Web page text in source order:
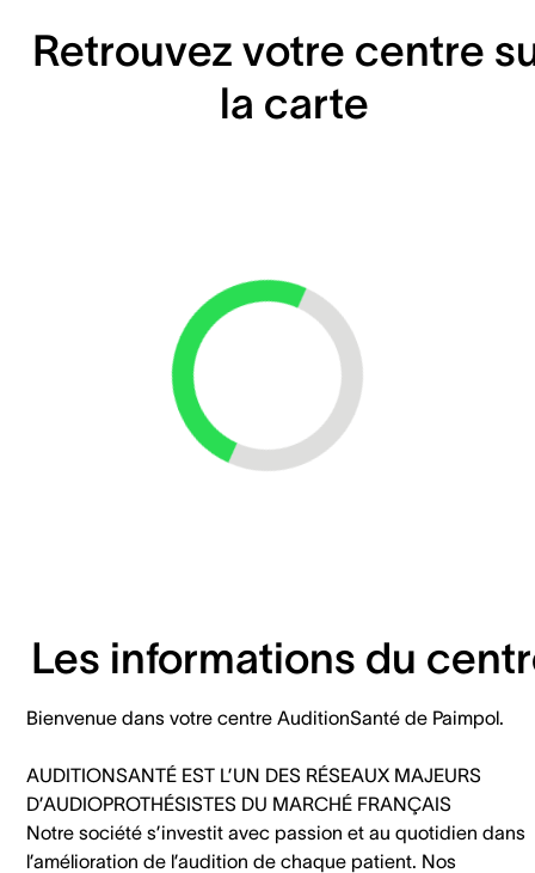
Retrouvez votre centre
la carte
Loading...
Les informations du
Bienvenue dans votre centre AuditionSanté de Paimpol.
AUDITIONSANTÉ EST L’UN DES RÉSEAUX MAJEURS
D’AUDIOPROTHÉSISTES DU MARCHÉ FRANÇAIS
Notre société s’investit avec passion et au quotidien dans
l’amélioration de l’audition de chaque patient. Nos